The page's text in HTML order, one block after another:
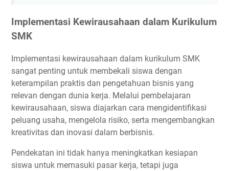
Implementasi Kewirausahaan dalam Kurikulum
SMK
Implementasi kewirausahaan dalam kurikulum SMK
sangat penting untuk membekali siswa dengan
keterampilan praktis dan pengetahuan bisnis yang
relevan dengan dunia kerja. Melalui pembelajaran
kewirausahaan, siswa diajarkan cara mengidentifikasi
peluang usaha, mengelola risiko, serta mengembangkan
kreativitas dan inovasi dalam berbisnis.
Pendekatan ini tidak hanya meningkatkan kesiapan
siswa untuk memasuki pasar kerja, tetapi juga